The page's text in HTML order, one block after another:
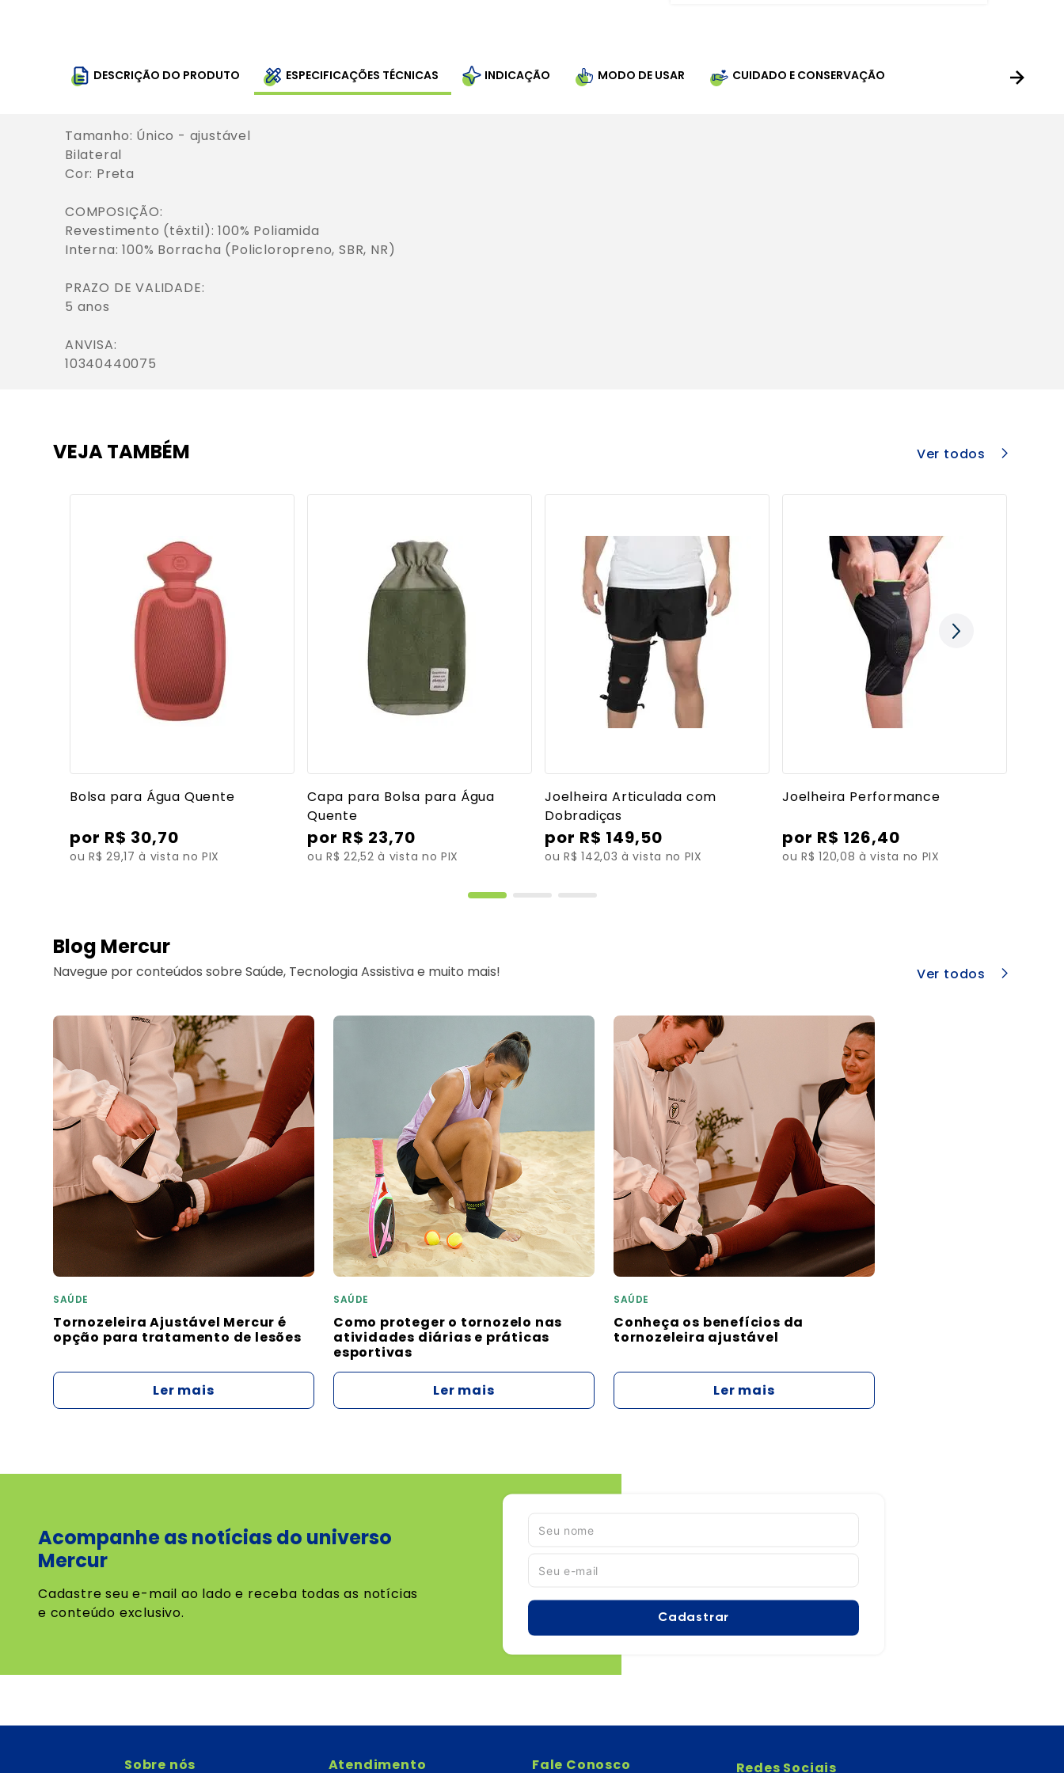
DESCRIÇÃO DO PRODUTO ESPECIFICAÇÕES TÉCNICAS INDICAÇÃO MODO DE USAR CUIDADO E CONSERVAÇÃO
Tamanho: Único - ajustável
Bilateral
Cor: Preta
COMPOSIÇÃO:
Revestimento (têxtil): 100% Poliamida
Interna: 100% Borracha (Policloropreno, SBR, NR)
PRAZO DE VALIDADE:
5 anos
ANVISA:
10340440075
VEJA TAMBÉM Ver todos
Bolsa para Água Quente
R$ 30,70
ou R$ 29,17 à vista no PIX
Capa para Bolsa para Água
Quente
R$ 23,70
ou R$ 22,52 à vista no PIX
Joelheira Articulada com
Dobradiças
R$ 149,50
ou R$ 142,03 à vista no PIX
Joelheira Performance
R$ 126,40
ou R$ 120,08 à vista no PIX
Blog Mercur
Navegue por conteúdos sobre Saúde, Tecnologia Assistiva e muito mais! Ver todos
SAÚDE
Tornozeleira Ajustável Mercur é
opção para tratamento de lesões
Ler mais
SAÚDE
Como proteger o tornozelo nas
atividades diárias e práticas
esportivas
Ler mais
SAÚDE
Conheça os benefícios da
tornozeleira ajustável
Ler mais
Acompanhe as notícias do universo
Mercur
Cadastre seu e-mail ao lado e receba todas as notícias
e conteúdo exclusivo.
Cadastrar
Sobre nós Atendimento Fale Conosco Redes Sociais